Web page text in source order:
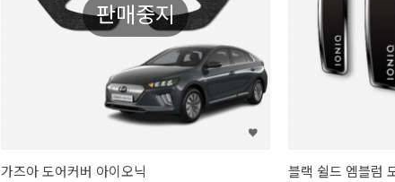
판매중지
가즈아 도어커버 아이오닉 블랙 쉴드 엠블럼